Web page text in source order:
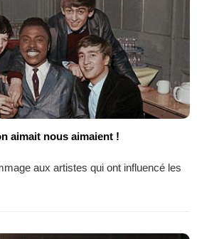
aimait nous aimaient !
aux artistes qui ont influencé les